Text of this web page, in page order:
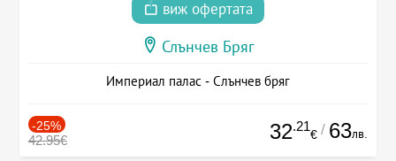
виж офертата
Слънчев Бряг
Империал палас - Слънчев бряг
-25%
42.95€ 32.21
€ / 63лв.